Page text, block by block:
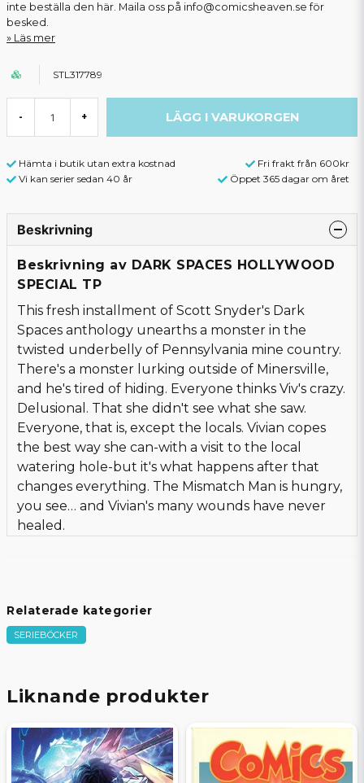
inte beställa den här. Maila oss på info@comicsheaven.se för
besked.
Läs mer
STL317789
- + LÄGG I VARUKORGEN
Hämta i butik utan extra kostnad
Fri frakt från 600kr
Vi kan serier sedan 40 år
Öppet 365 dagar om året
Beskrivning
Beskrivning av DARK SPACES HOLLYWOOD
SPECIAL TP
This fresh installment of Scott Snyder's Dark
Spaces anthology unearths a monster in the
twisted underbelly of Pennsylvania mine country.
There's a monster lurking outside of Minersville,
and he's tired of hiding. Everyone thinks Viv's crazy.
Delusional. That she didn't see what she saw.
Everyone, that is, except the locals. Vivian copes
the best way she can-with a visit to the local
watering hole-but it's what happens after that
changes everything. The Mismatch Man is hungry,
you see… and Vivian's many wounds have never
healed.
Relaterade kategorier
SERIEBÖCKER
Liknande produkter